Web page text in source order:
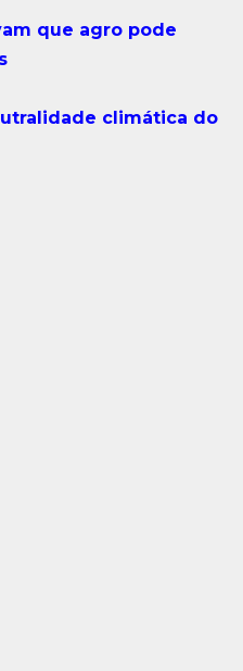
que agro pode
climática do